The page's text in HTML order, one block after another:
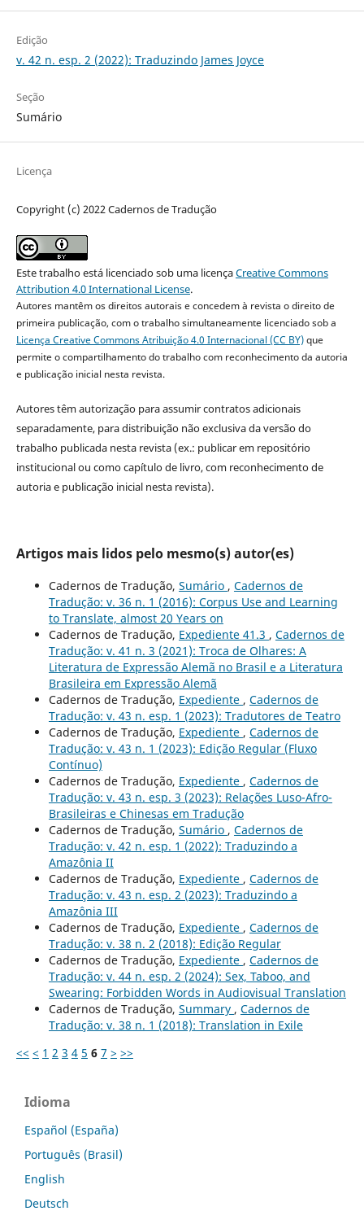
Edição
v. 42 n. esp. 2 (2022): Traduzindo James Joyce
Seção
Sumário
Licença
Copyright (c) 2022 Cadernos de Tradução
Este trabalho está licenciado sob uma licençaCreative Commons
Attribution 4.0 International License.
Autores mantêm os direitos autorais e concedem à revista o direito de
primeira publicação, com o trabalho simultaneamente licenciado sob a
Licença Creative Commons Atribuição 4.0 Internacional (CC BY)que
permite o compartilhamento do trabalho com reconhecimento da autoria
e publicação inicial nesta revista.
Autores têm autorização para assumir contratos adicionais
separadamente, para distribuição não exclusiva da versão do
trabalho publicada nesta revista (ex.: publicar em repositório
institucional ou como capítulo de livro, com reconhecimento de
autoria e publicação inicial nesta revista).
Artigos mais lidos pelo mesmo(s) autor(es)
Cadernos de Tradução, Sumário , Cadernos de
Tradução: v. 36 n. 1 (2016): Corpus Use and Learning
to Translate, almost 20 Years on
Cadernos de Tradução, Expediente 41.3 , Cadernos de
Tradução: v. 41 n. 3 (2021): Troca de Olhares: A
Literatura de Expressão Alemã no Brasil e a Literatura
Brasileira em Expressão Alemã
Cadernos de Tradução, Expediente , Cadernos de
Tradução: v. 43 n. esp. 1 (2023): Tradutores de Teatro
Cadernos de Tradução, Expediente , Cadernos de
Tradução: v. 43 n. 1 (2023): Edição Regular (Fluxo
Contínuo)
Cadernos de Tradução, Expediente , Cadernos de
Tradução: v. 43 n. esp. 3 (2023): Relações Luso-Afro-
Brasileiras e Chinesas em Tradução
Cadernos de Tradução, Sumário , Cadernos de
Tradução: v. 42 n. esp. 1 (2022): Traduzindo a
Amazônia II
Cadernos de Tradução, Expediente , Cadernos de
Tradução: v. 43 n. esp. 2 (2023): Traduzindo a
Amazônia III
Cadernos de Tradução, Expediente , Cadernos de
Tradução: v. 38 n. 2 (2018): Edição Regular
Cadernos de Tradução, Expediente , Cadernos de
Tradução: v. 44 n. esp. 2 (2024): Sex, Taboo, and
Swearing: Forbidden Words in Audiovisual Translation
Cadernos de Tradução, Summary , Cadernos de
Tradução: v. 38 n. 1 (2018): Translation in Exile
<< < 1 2 3 4 5 6 7 > >>
Idioma
Español (España)
Português (Brasil)
English
Deutsch